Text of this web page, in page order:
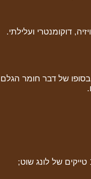
דוקומנטרי ועלילתי.
של דבר חומר הגלם
מצד שני, אל תשקיעו אנרגיות וזמן עבודה בשוטים פחות חשובים. לא צריך 10 טייקים של לונג שוט;